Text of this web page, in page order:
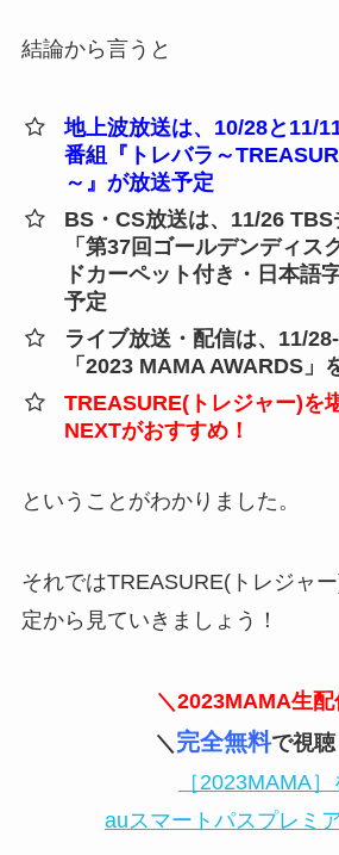
結論から言うと
地上波放送は、10/28と11/
番組『トレバラ～
～』が放送予定
BS・CS放送は、11/26
「第37回ゴールデンディス
ドカーペット付き・日本語
予定
ライブ放送・配信は、11/
「2023 MAMA AWARDS」
TREASURE(トレジャー)を
NEXTがおすすめ！
ということがわかりました。
それではTREASURE(トレジャ
定から見ていきましょう！
＼2023MAMA生配
＼ 完全無料で視聴
［2023MAMA］
auスマートパスプレミ